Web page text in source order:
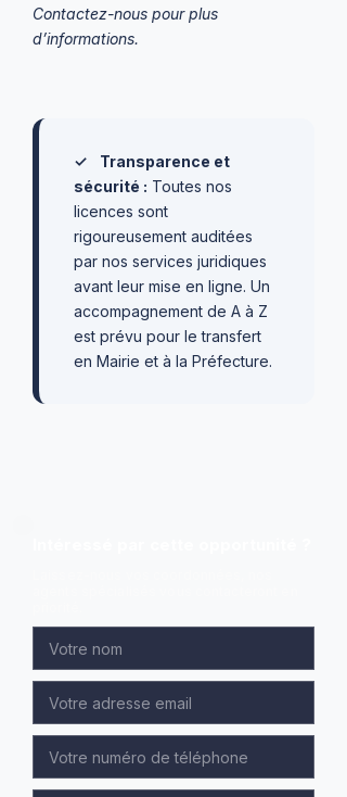
Contactez-nous pour plus
d’informations.
✓
Transparence et
sécurité : Toutes nos
licences sont
rigoureusement auditées
par nos services juridiques
avant leur mise en ligne. Un
accompagnement de A à Z
est prévu pour le transfert
en Mairie et à la Préfecture.